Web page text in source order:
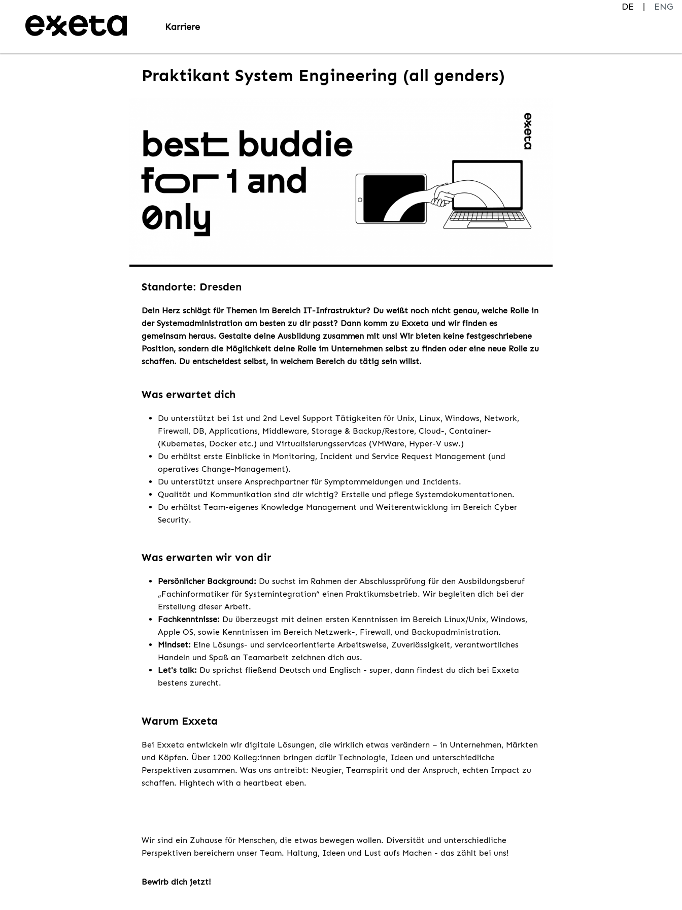
DE
ENG
Karriere
Praktikant System Engineering (all genders)
Standorte: Dresden
Dein Herz schlägt für Themen im Bereich IT-Infrastruktur? Du weißt noch nicht genau, welche Rolle in
der Systemadministration am besten zu dir passt? Dann komm zu Exxeta und wir finden es
gemeinsam heraus. Gestalte deine Ausbildung zusammen mit uns! Wir bieten keine festgeschriebene
Position, sondern die Möglichkeit deine Rolle im Unternehmen selbst zu finden oder eine neue Rolle zu
schaffen. Du entscheidest selbst, in welchem Bereich du tätig sein willst.
Was erwartet dich
Du unterstützt bei 1st und 2nd Level Support Tätigkeiten für Unix, Linux, Windows, Network,
Firewall, DB, Applications, Middleware, Storage & Backup/Restore, Cloud-, Container-
(Kubernetes, Docker etc.) und Virtualisierungsservices (VMWare, Hyper-V usw.)
Du erhältst erste Einblicke in Monitoring, Incident und Service Request Management (und
operatives Change-Management).
Du unterstützt unsere Ansprechpartner für Symptommeldungen und Incidents.
Qualität und Kommunikation sind dir wichtig? Erstelle und pflege Systemdokumentationen.
Du erhältst Team-eigenes Knowledge Management und Weiterentwicklung im Bereich Cyber
Security.
Was erwarten wir von dir
Persönlicher Background: Du suchst im Rahmen der Abschlussprüfung für den Ausbildungsberuf
„Fachinformatiker für Systemintegration“ einen Praktikumsbetrieb. Wir begleiten dich bei der
Erstellung dieser Arbeit.
Fachkenntnisse: Du überzeugst mit deinen ersten Kenntnissen im Bereich Linux/Unix, Windows,
Apple OS, sowie Kenntnissen im Bereich Netzwerk-, Firewall, und Backupadministration.
Mindset: Eine Lösungs- und serviceorientierte Arbeitsweise, Zuverlässigkeit, verantwortliches
Handeln und Spaß an Teamarbeit zeichnen dich aus.
Let's talk: Du sprichst fließend Deutsch und Englisch - super, dann findest du dich bei Exxeta
bestens zurecht.
Warum Exxeta
Bei Exxeta entwickeln wir digitale Lösungen, die wirklich etwas verändern – in Unternehmen, Märkten
und Köpfen. Über 1200 Kolleg:innen bringen dafür Technologie, Ideen und unterschiedliche
Perspektiven zusammen. Was uns antreibt: Neugier, Teamspirit und der Anspruch, echten Impact zu
schaffen. Hightech with a heartbeat eben.
Wir sind ein Zuhause für Menschen, die etwas bewegen wollen. Diversität und unterschiedliche
Perspektiven bereichern unser Team. Haltung, Ideen und Lust aufs Machen - das zählt bei uns!
Bewirb dich jetzt!